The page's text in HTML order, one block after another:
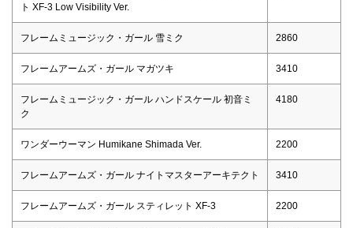
ト XF-3 Low Visibility Ver.
フレームミュージック・ガール 雪ミク 2860
フレームアームズ・ガール マガツキ 3410
フレームミュージック・ガール ハンドスケール 初音ミ
ク
4180
ワンダーウーマン Humikane Shimada Ver. 2200
フレームアームズ・ガール ナイトマスターアーキテクト 3410
フレームアームズ・ガール スティレット XF-3 2200